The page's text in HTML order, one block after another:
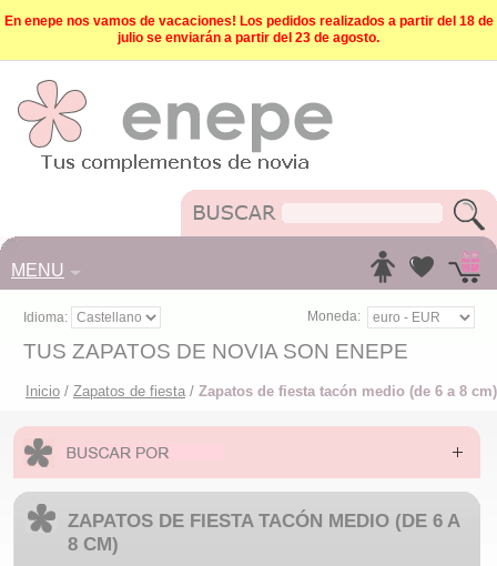
En enepe nos vamos de vacaciones! Los pedidos realizados a partir del 18 de
julio se enviarán a partir del 23 de agosto.
MENU
Idioma: Moneda:
TUS ZAPATOS DE NOVIA SON ENEPE
Inicio / Zapatos de fiesta / Zapatos de fiesta tacón medio (de 6 a 8 cm)
ZAPATOS DE FIESTA TACÓN MEDIO (DE 6 A
8 CM)